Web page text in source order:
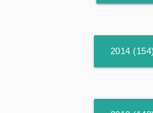
2014 (154)